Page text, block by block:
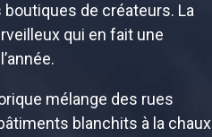
de créateurs. La
qui en fait une
mélange des rues
blanchits à la chaux